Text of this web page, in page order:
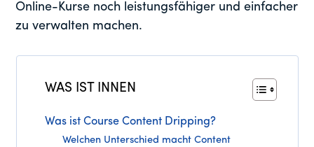
Online-Kurse noch leistungsfähiger und einfacher
zu verwalten machen.
WAS IST INNEN
Was ist Course Content Dripping?
Welchen Unterschied macht Content